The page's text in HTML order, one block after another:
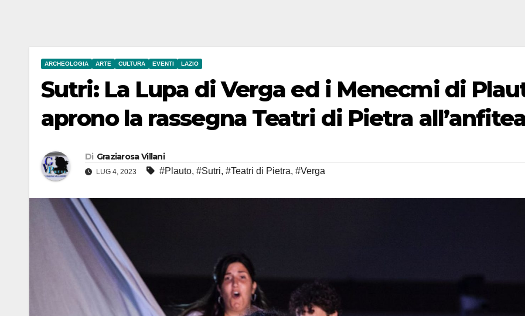
ARCHEOLOGIA ARTE CULTURA EVENTI LAZIO
Sutri: La Lupa di Verga ed i Menecmi di
aprono la rassegna Teatri di Pietra
Di Graziarosa Villani
LUG 4, 2023 #Plauto, #Sutri, #Teatri di Pietra, #Verga